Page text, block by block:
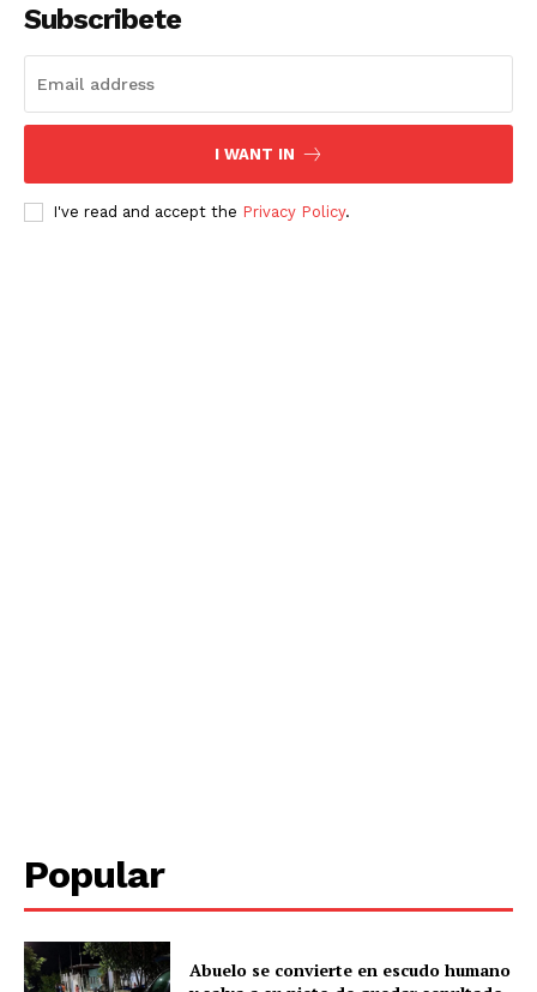
Subscribete
I WANT IN
I've read and accept the Privacy Policy.
Popular
Abuelo se convierte en escudo humano